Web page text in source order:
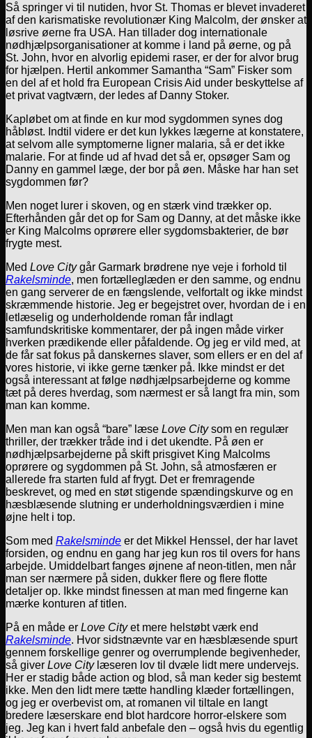
Så springer vi til nutiden, hvor St. Thomas er blevet invaderet
af den karismatiske revolutionær King Malcolm, der ønsker at
løsrive øerne fra USA. Han tillader dog internationale
nødhjælpsorganisationer at komme i land på øerne, og på
St. John, hvor en alvorlig epidemi raser, er der for alvor brug
for hjælpen. Hertil ankommer Samantha “Sam” Fisker som
en del af et hold fra European Crisis Aid under beskyttelse af
et privat vagtværn, der ledes af Danny Stoker.
Kapløbet om at finde en kur mod sygdommen synes dog
håbløst. Indtil videre er det kun lykkes lægerne at konstatere,
at selvom alle symptomerne ligner malaria, så er det ikke
malarie. For at finde ud af hvad det så er, opsøger Sam og
Danny en gammel læge, der bor på øen. Måske har han set
sygdommen før?
Men noget lurer i skoven, og en stærk vind trækker op.
Efterhånden går det op for Sam og Danny, at det måske ikke
er King Malcolms oprørere eller sygdomsbakterier, de bør
frygte mest.
Med Love Citygår Garmark brødrene nye veje i forhold til
Rakelsminde, men fortælleglæden er den samme, og endnu
en gang serverer de en fængslende, velfortalt og ikke mindst
skræmmende historie. Jeg er begejstret over, hvordan de i en
letlæselig og underholdende roman får indlagt
samfundskritiske kommentarer, der på ingen måde virker
hverken prædikende eller påfaldende. Og jeg er vild med, at
de får sat fokus på danskernes slaver, som ellers er en del af
vores historie, vi ikke gerne tænker på. Ikke mindst er det
også interessant at følge nødhjælpsarbejderne og komme
tæt på deres hverdag, som nærmest er så langt fra min, som
man kan komme.
Men man kan også “bare” læse Love Citysom en regulær
thriller, der trækker tråde ind i det ukendte. På øen er
nødhjælpsarbejderne på skift prisgivet King Malcolms
oprørere og sygdommen på St. John, så atmosfæren er
allerede fra starten fuld af frygt. Det er fremragende
beskrevet, og med en støt stigende spændingskurve og en
hæsblæsende slutning er underholdningsværdien i mine
øjne helt i top.
Som med Rakelsminde er det Mikkel Henssel, der har lavet
forsiden, og endnu en gang har jeg kun ros til overs for hans
arbejde. Umiddelbart fanges øjnene af neon-titlen, men når
man ser nærmere på siden, dukker flere og flere flotte
detaljer op. Ikke mindst finessen at man med fingerne kan
mærke konturen af titlen.
På en måde er Love Cityet mere helstøbt værk end
Rakelsminde. Hvor sidstnævnte var en hæsblæsende spurt
gennem forskellige genrer og overrumplende begivenheder,
så giver Love Citylæseren lov til dvæle lidt mere undervejs.
Her er stadig både action og blod, så man keder sig bestemt
ikke. Men den lidt mere tætte handling klæder fortællingen,
og jeg er overbevist om, at romanen vil tiltale en langt
bredere læserskare end blot hardcore horror-elskere som
jeg. Jeg kan i hvert fald anbefale den – også hvis du egentlig